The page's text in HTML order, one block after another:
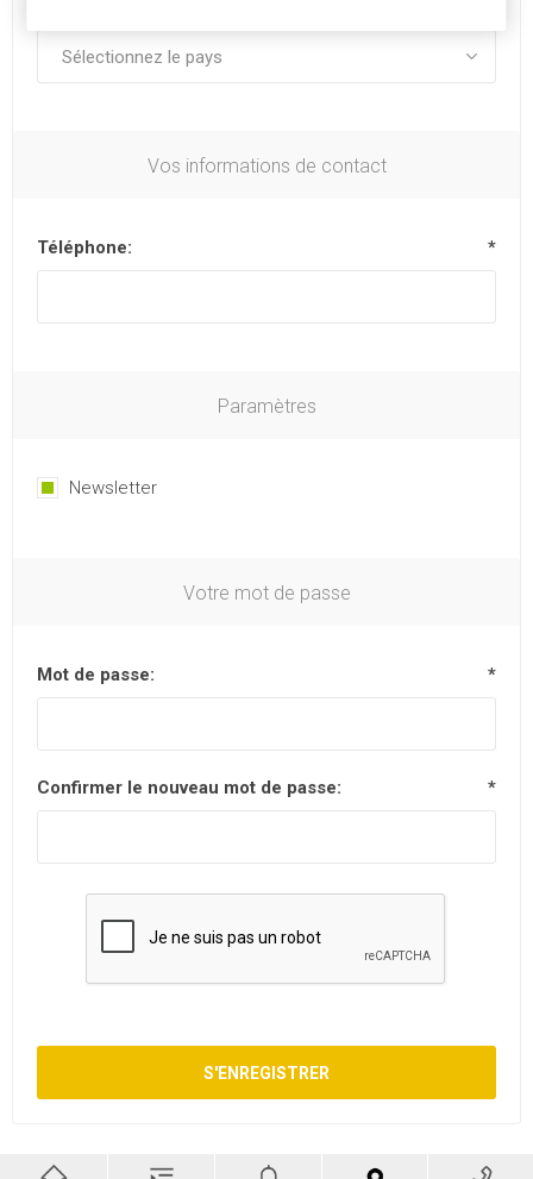
Vos informations de contact
Téléphone: *
Paramètres
Newsletter
Votre mot de passe
Mot de passe: *
Confirmer le nouveau mot de passe: *